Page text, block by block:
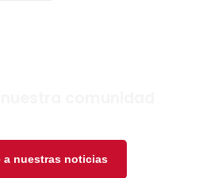
a nuestras noticias